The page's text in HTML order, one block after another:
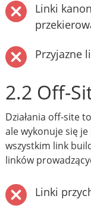
Linki
Przyjazne
2.2 Off-
Działania off-site
ale wykonuje się
wszystkim link
linków
Linki